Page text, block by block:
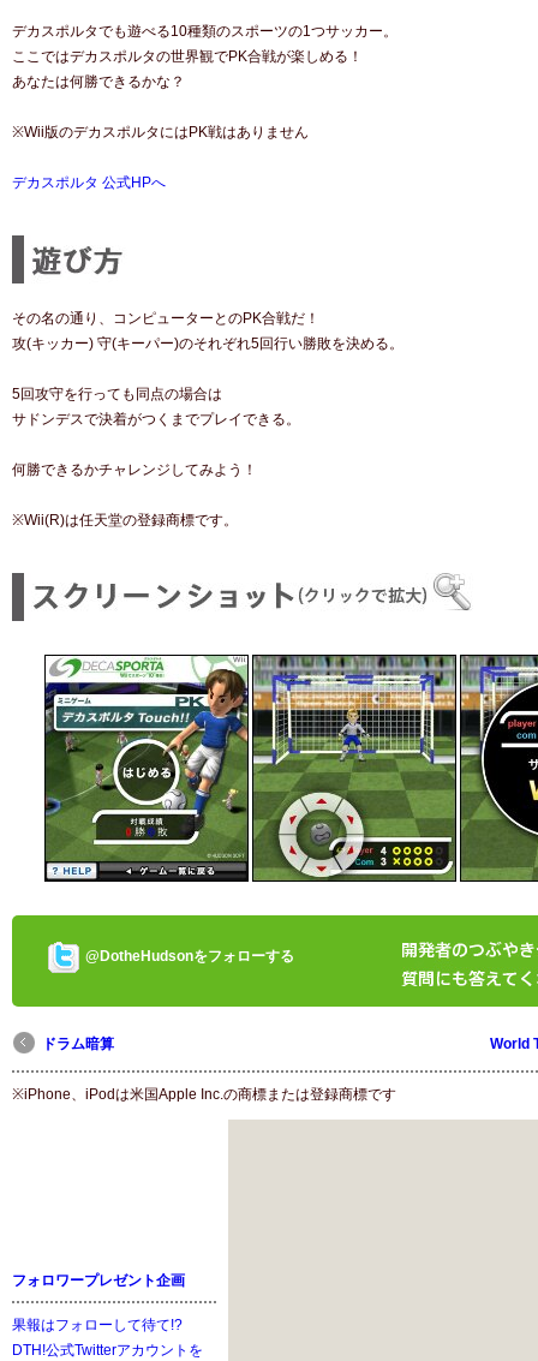
シュウォッチｔｗで遊ぼう！
『シュウォッチｔｗ』で連射速
度が測定できる！
連射した記録はTwitterでつぶや
き可能!!
フォロワープレゼント企画
果報はフォローして待て!?
DTH!公式Twitterアカウントを
デカスポルタでも遊べる10種類のスポーツの1つサッカー。
ここではデカスポルタの世界観でPK合戦が楽しめる！
あなたは何勝できるかな？
※Wii版のデカスポルタにはPK戦はありません
デカスポルタ 公式HPへ
その名の通り、コンピューターとのPK合戦だ！
攻(キッカー) 守(キーパー)のそれぞれ5回行い勝敗を決める。
5回攻守を行っても同点の場合は
サドンデスで決着がつくまでプレイできる。
何勝できるかチャレンジしてみよう！
※Wii(R)は任天堂の登録商標です。
@DotheHudsonをフォローする
ドラム暗算 World
※iPhone、iPodは米国Apple Inc.の商標または登録商標です